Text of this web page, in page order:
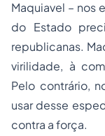
Maquiavel – nos
do Estado
republicanas.
virilidade, à
Pelo contrário,
usar desse
contra a força.